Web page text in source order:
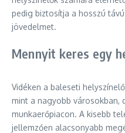
pedig biztosítja a hosszú
jövedelmet.
Mennyit keres egy
Vidéken a baleseti
mint a nagyobb városokban,
munkaerőpiacon. A kisebb
jellemzően alacsonyabb